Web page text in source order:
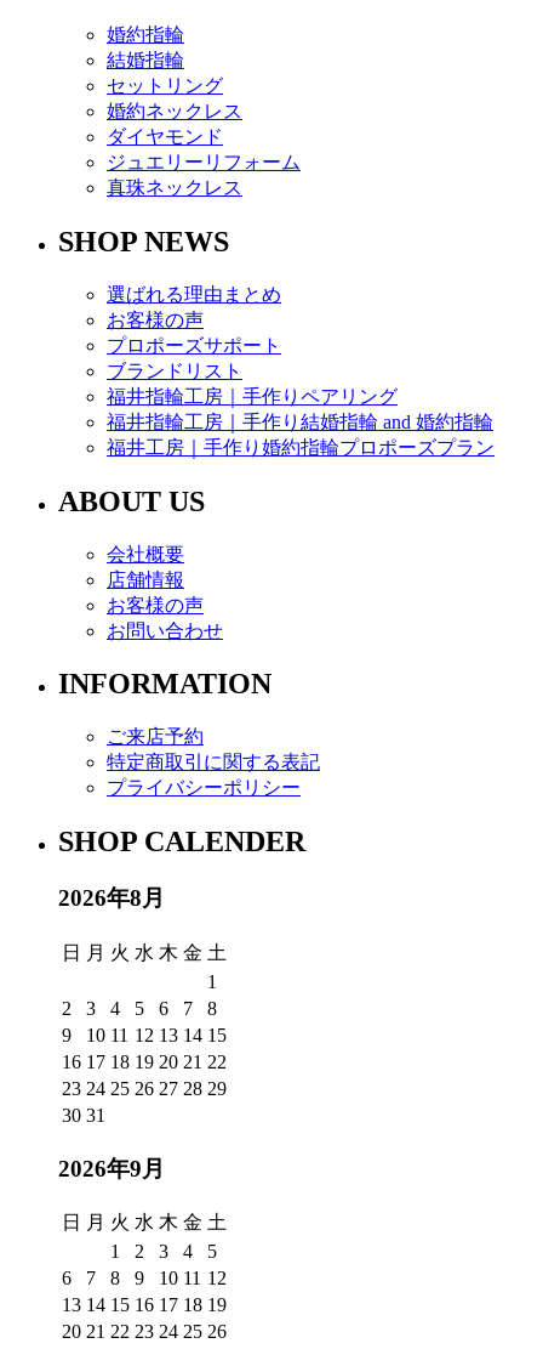
婚約指輪
結婚指輪
セットリング
婚約ネックレス
ダイヤモンド
ジュエリーリフォーム
真珠ネックレス
SHOP NEWS
選ばれる理由まとめ
お客様の声
プロポーズサポート
ブランドリスト
福井指輪工房｜手作りペアリング
福井指輪工房｜手作り結婚指輪 and 婚約指輪
福井工房｜手作り婚約指輪プロポーズプラン
ABOUT US
会社概要
店舗情報
お客様の声
お問い合わせ
INFORMATION
ご来店予約
特定商取引に関する表記
プライバシーポリシー
SHOP CALENDER
2026年8月
日 月 火 水 木 金 土
1
2
3 4 5 6 7
8
9
10 11 12 13 14 15
16 17 18 19 20 21 22
23 24 25 26 27 28 29
30 31
2026年9月
日 月 火 水 木 金 土
1
2 3 4
5
6
7 8 9 10 11 12
13 14 15 16 17 18 19
20 21 22 23 24 25 26